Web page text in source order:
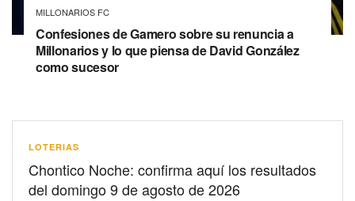
MILLONARIOS FC
Confesiones de Gamero sobre su renuncia a
Millonarios y lo que piensa de David González
como sucesor
LOTERIAS
Chontico Noche: confirma aquí los resultados
del domingo 9 de agosto de 2026